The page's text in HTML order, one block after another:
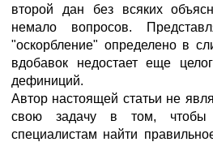
второй дан без всяких
немало вопросов.
"оскорбление" определено в
вдобавок недостает еще
дефиниций.
Автор настоящей статьи не
свою задачу в том, чтобы
специалистам найти